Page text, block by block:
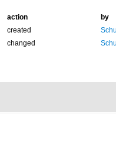
action
by
created
changed